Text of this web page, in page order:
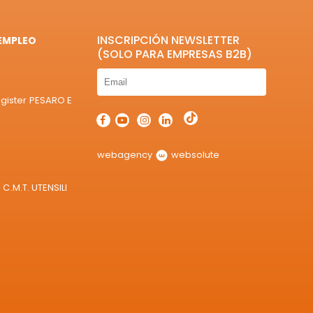
PESARO E
UTENSILI
INSCRIPCIÓN NEWSLETTER
(SOLO PARA EMPRESAS B2B)
webagency websolute